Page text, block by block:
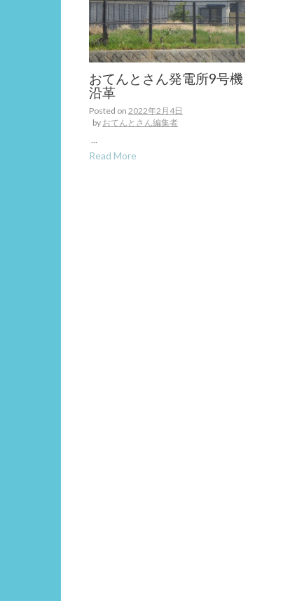
おてんとさん発電所9号機
沿革
Posted on 2022年2月4日
by おてんとさん編集者
...
Read More